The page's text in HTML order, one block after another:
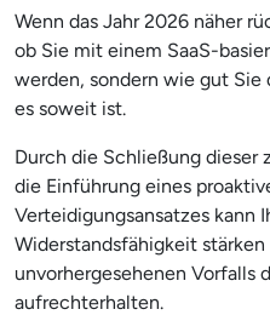
Wenn das Jahr 2026 näher
ob Sie mit einem SaaS-
werden, sondern wie gut
es soweit ist.
Durch die Schließung dieser
die Einführung eines
Verteidigungsansatzes kann
Widerstandsfähigkeit
unvorhergesehenen Vorfalls
aufrechterhalten.